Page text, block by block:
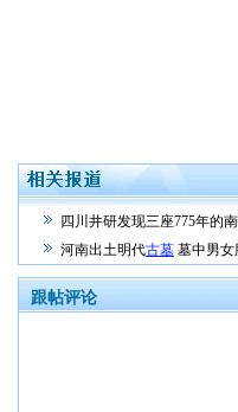
四川井研发现三座775年的
河南出土明代古墓 墓中男
跟帖评论